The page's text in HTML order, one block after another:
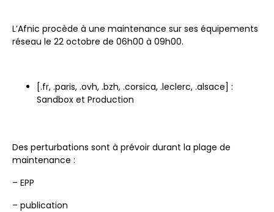
L’Afnic procède à une maintenance sur ses équipements
réseau le 22 octobre de 06h00 à 09h00.
[.fr, .paris, .ovh, .bzh, .corsica, .leclerc, .alsace] :
Sandbox et Production
Des perturbations sont à prévoir durant la plage de
maintenance :
– EPP
– publication